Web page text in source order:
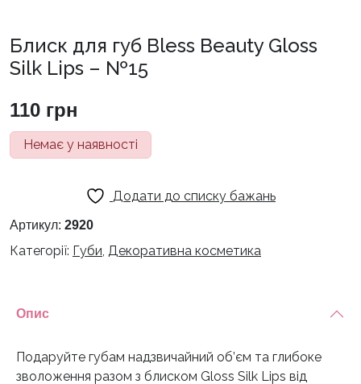
Блиск для губ Bless Beauty Gloss
Silk Lips – №15
110 грн
Немає у наявності
Додати до списку бажань
Артикул: 2920
Категорії: Губи Декоративна косметика
Опис
Подаруйте губам надзвичайний об’єм та глибоке
зволоження разом з блиском Gloss Silk Lips від